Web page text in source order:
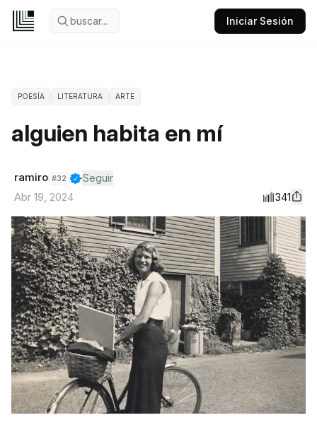
buscar... Iniciar Sesión
POESÍA LITERATURA ARTE
alguien habita en mí
ramiro #32
Seguir
Abr 19, 2024
341